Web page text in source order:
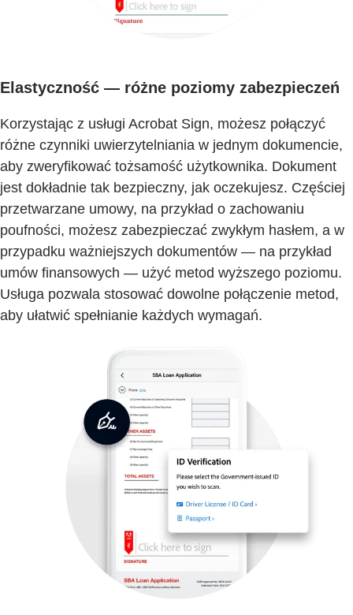
Elastyczność — różne poziomy zabezpieczeń
Korzystając z usługi Acrobat Sign, możesz połączyć
różne czynniki uwierzytelniania w jednym dokumencie,
aby zweryfikować tożsamość użytkownika. Dokument
jest dokładnie tak bezpieczny, jak oczekujesz. Częściej
przetwarzane umowy, na przykład o zachowaniu
poufności, możesz zabezpieczać zwykłym hasłem, a w
przypadku ważniejszych dokumentów — na przykład
umów finansowych — użyć metod wyższego poziomu.
Usługa pozwala stosować dowolne połączenie metod,
aby ułatwić spełnianie każdych wymagań.